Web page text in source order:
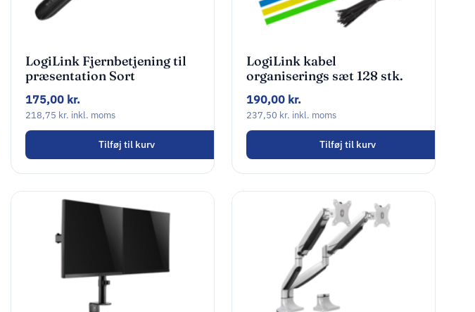
LogiLink Fjernbetjening til
præsentation Sort
175,00 kr.
218,75 kr. inkl. moms
Tilføj til kurv
LogiLink kabel
organiserings sæt 128 stk.
190,00 kr.
237,50 kr. inkl. moms
Tilføj til kurv